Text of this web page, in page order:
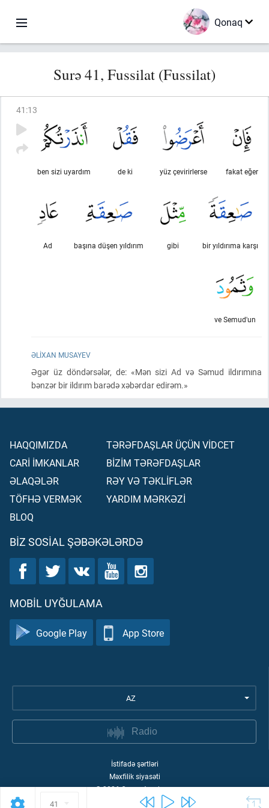
Qonaq
41
Surə 41, Fussilat (Fussilat)
41 :13
fakat eğer
yüz çevirirlerse
de ki
ben sizi uyardım
bir yıldırıma karşı
gibi
başına düşen yıldırım
Ad
ve Semud'un
ƏLIXAN MUSAYEV
Əgər üz döndərsələr, de: «Mən sizi Ad və Səmud ildırımına
bənzər bir ildırım barədə xəbərdar edirəm.»
HAQQIMIZDA
CARİ İMKANLAR
ƏLAQƏLƏR
TÖFHƏ VERMƏK
BLOQ
TƏRƏFDAŞLAR ÜÇÜN VİDCET
BİZİM TƏRƏFDAŞLAR
RƏY VƏ TƏKLİFLƏR
YARDIM MƏRKƏZİ
BIZ SOSIAL ŞƏBƏKƏLƏRDƏ
MOBIL UYĞULAMA
Google Play App Store
AZ
Radio
İstifadə şərtləri
Məxfilik siyasəti
©2026Quran Academy